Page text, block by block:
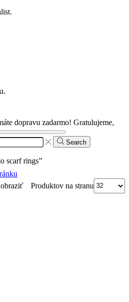
dopravu zadarmo! Gratulujeme,
Search
scarf rings”
Produktov na stranu